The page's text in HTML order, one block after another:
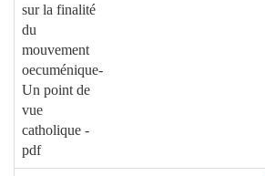
sur la finalité
du
mouvement
oecuménique-
Un point de
vue
catholique -
pdf